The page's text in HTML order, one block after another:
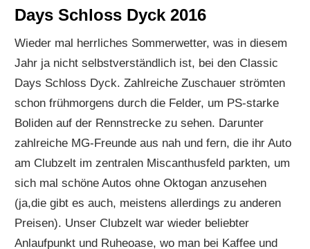
Days Schloss Dyck 2016
Wieder mal herrliches Sommerwetter, was in diesem
Jahr ja nicht selbstverständlich ist, bei den Classic
Days Schloss Dyck. Zahlreiche Zuschauer strömten
schon frühmorgens durch die Felder, um PS-starke
Boliden auf der Rennstrecke zu sehen. Darunter
zahlreiche MG-Freunde aus nah und fern, die ihr Auto
am Clubzelt im zentralen Miscanthusfeld parkten, um
sich mal schöne Autos ohne Oktogan anzusehen
(ja,die gibt es auch, meistens allerdings zu anderen
Preisen). Unser Clubzelt war wieder beliebter
Anlaufpunkt und Ruheoase, wo man bei Kaffee und